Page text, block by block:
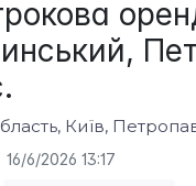
Київ,
16/6/2026 13:17